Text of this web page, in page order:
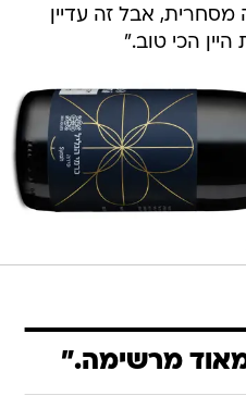
מסחרית, אבל זה עדיין
הכי טוב."
מאוד מרשימה."